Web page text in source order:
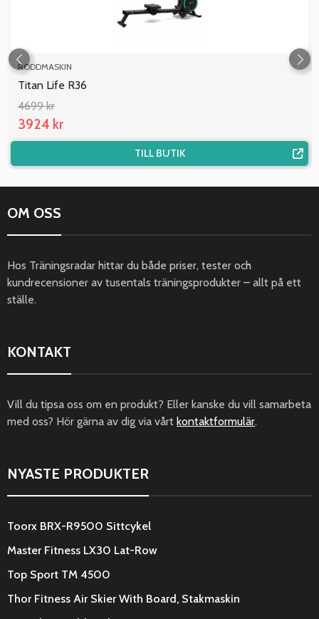
RODDMASKIN
Titan Life R36
4699 kr
3924 kr
TILL BUTIK
OM OSS
Hos Träningsradar hittar du både priser, tester och
kundrecensioner av tusentals träningsprodukter – allt på ett
ställe.
KONTAKT
Vill du tipsa oss om en produkt? Eller kanske du vill samarbeta
med oss? Hör gärna av dig via vårt kontaktformulär.
NYASTE PRODUKTER
Toorx BRX-R9500 Sittcykel
Master Fitness LX30 Lat-Row
Top Sport TM 4500
Thor Fitness Air Skier With Board, Stakmaskin